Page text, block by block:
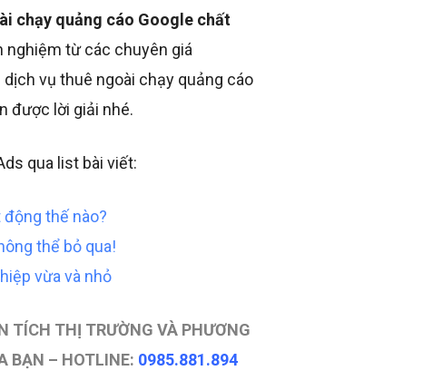
chạy quảng cáo Google chất
nghiệm từ các chuyên giá
vụ thuê ngoài chạy quảng cáo
được lời giải nhé.
qua list bài viết:
thế nào?
thể bỏ qua!
vừa và nhỏ
TÍCH THỊ TRƯỜNG VÀ PHƯƠNG
BẠN – HOTLINE: 0985.881.894